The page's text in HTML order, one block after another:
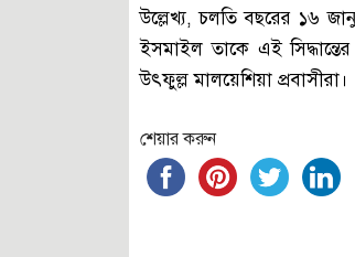
উল্লেখ্য, চলতি বছরের ১৬
ইসমাইল তাকে এই
উৎফুল্ল মালয়েশিয়া প্রবাসীরা।
শেয়ার করুন